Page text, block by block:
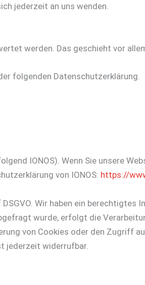
jederzeit an uns wenden.
werden. Das geschieht vor
folgenden Datenschutzerklärung.
IONOS). Wenn Sie unsere
von IONOS: https://
Wir haben ein berechtigtes
wurde, erfolgt die
von Cookies oder den Zugriff
jederzeit widerrufbar.